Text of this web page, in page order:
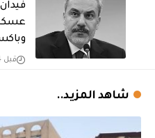
قبل 4 ساعات
شاهد المزيد..